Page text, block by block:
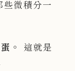
微積分一
。
這就是